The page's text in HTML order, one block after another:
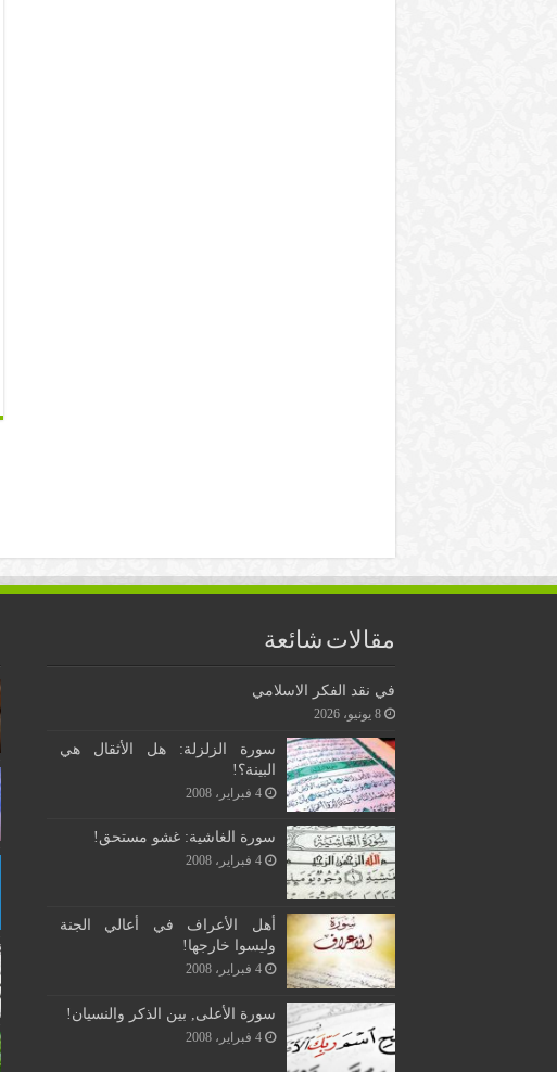
مقالات شائعة
في نقد الفكر الاسلامي
8 يونيو، 2026
سورة الزلزلة: هل الأثقال هي
البينة؟!
4 فبراير، 2008
سورة الغاشية: غشو مستحق!
4 فبراير، 2008
أهل الأعراف في أعالي الجنة
وليسوا خارجها!
4 فبراير، 2008
سورة الأعلى, بين الذكر والنسيان!
4 فبراير، 2008